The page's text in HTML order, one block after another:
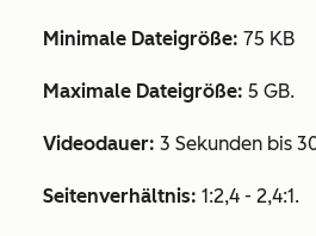
Minimale Dateigröße: 75 KB
Maximale Dateigröße: 5 GB.
Videodauer: 3 Sekunden bis
Seitenverhältnis: 1:2,4 - 2,4:1.